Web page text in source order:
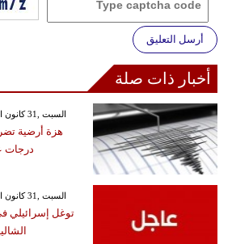
أرسل التعليق
أخبار ذات صلة
GMT 10:03 2026 السبت ,31 كانون الثاني / يناير
درجات
GMT 09:40 2026 السبت ,31 كانون الثاني / يناير
توغل إسرائيلي